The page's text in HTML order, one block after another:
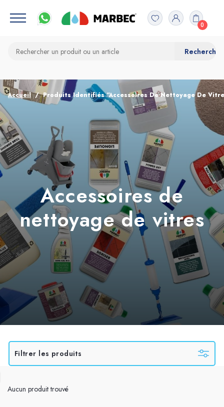
0
Accueil Produits Identifiés “Accessoires De Nettoyage De
Accessoires de
nettoyage de vitres
Filtrer les produits
Aucun produit trouvé